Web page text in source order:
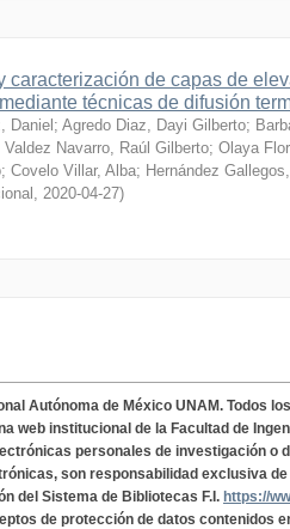
caracterización de capas de
técnicas de difusión
Daniel ; Agredo Diaz, Dayi Gilberto;
Valdez Navarro, Raúl Gilberto; Olaya
; Covelo Villar, Alba; Hernández
, 2020-04-27)
Autónoma de México UNAM. Todos
web institucional de la Facultad de
personales de investigación o
son responsabilidad exclusiva
del Sistema de Bibliotecas F.I. https://
de protección de datos contenidos